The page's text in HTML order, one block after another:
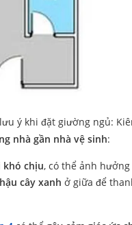
ý khi đặt giường ngủ:
nhà gần nhà vệ sinh:
khó chịu, có thể ảnh
cây xanh ở giữa để